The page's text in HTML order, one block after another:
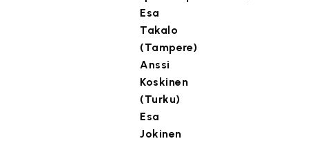
Esa
Takalo
(Tampere)
Anssi
Koskinen
(Turku)
Esa
Jokinen